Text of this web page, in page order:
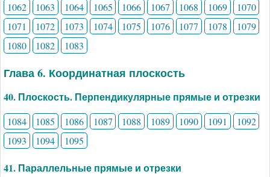
1062 1063 1064 1065 1066 1067 1068 1069
1070
1071
1072 1073 1074 1075 1076 1077 1078
1079
1080
1082 1083
Глава 6. Координатная плоскость
40. Плоскость. Перпендикулярные прямые и отрезки
1084 1085 1086 1087 1088 1089 1090 1091
1092
1093
1094 1095
41. Параллельные прямые и отрезки